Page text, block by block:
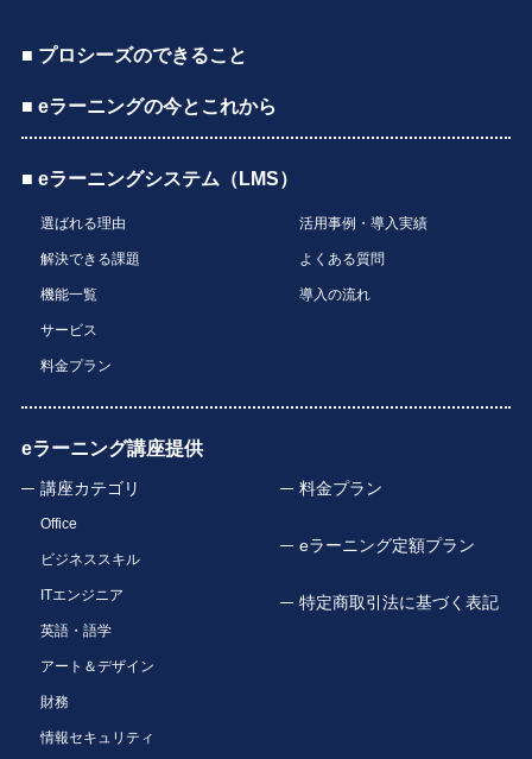
■ プロシーズのできること
■ eラーニングの今とこれから
■ eラーニングシステム（LMS）
選ばれる理由
解決できる課題
機能一覧
サービス
料金プラン
活用事例・導入実績
よくある質問
導入の流れ
eラーニング講座提供
講座カテゴリ
Office
ビジネススキル
ITエンジニア
英語・語学
アート＆デザイン
財務
情報セキュリティ
料金プラン
eラーニング定額プラン
特定商取引法に基づく表記